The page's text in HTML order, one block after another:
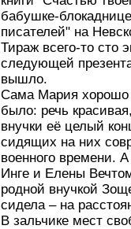
бабушке-
писателей" на
Тираж всего-то сто
следующей
вышло.
Сама Мария хорошо
было: речь
внучки её целый
сидящих на них
военного времени.
Инге и Елены
родной внучкой
сидела – на
В зальчике мест